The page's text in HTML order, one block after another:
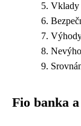
Vklady
Fio banka